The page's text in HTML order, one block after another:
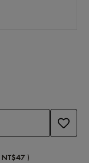
NT$47 )